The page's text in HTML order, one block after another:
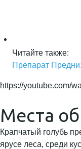
Читайте также:
Препарат
https://youtube.com/
Места
Крапчатый голубь
ярусе леса, среди